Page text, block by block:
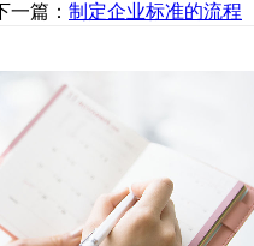
下一篇： 制定企业标准的流程